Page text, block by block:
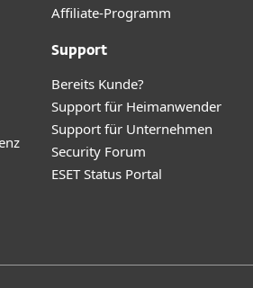
Affiliate-Programm
Support
Bereits Kunde?
Support für Heimanwender
Support für Unternehmen
Security Forum
ESET Status Portal